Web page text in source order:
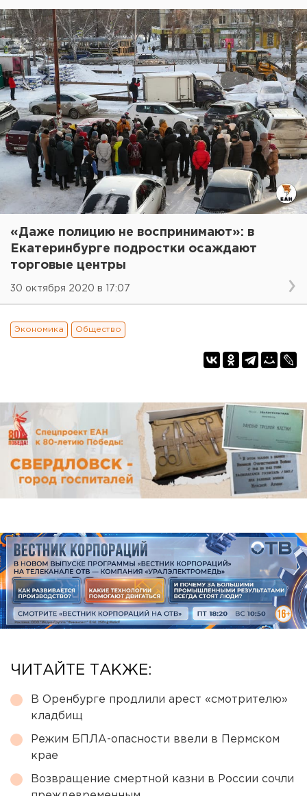
«Даже полицию не воспринимают»: в
Екатеринбурге подростки осаждают
торговые центры
30 октября 2020 в 17:07
Экономика Общество
ЧИТАЙТЕ ТАКЖЕ:
В Оренбурге продлили арест «смотрителю»
кладбищ
Режим БПЛА-опасности ввели в Пермском
крае
Возвращение смертной казни в России сочли